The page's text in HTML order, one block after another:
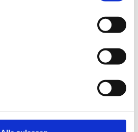
Psychosomatik | Reha
Schnelle Bewerbung
Neu! Wilhelmshaven